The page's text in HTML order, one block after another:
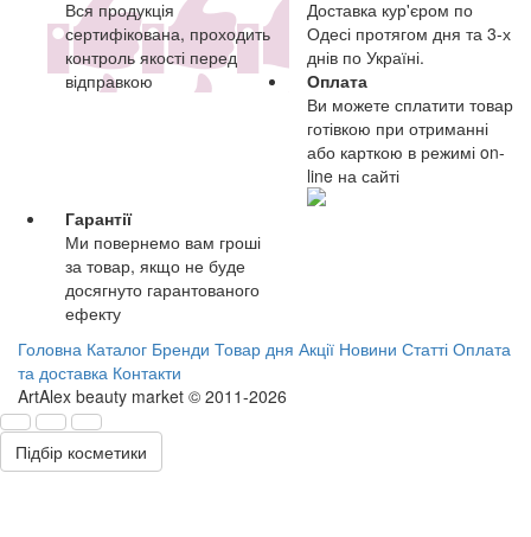
Вся продукція
сертифікована, проходить
контроль якості перед
відправкою
Доставка кур'єром по
Одесі протягом дня та 3-х
днів по Україні.
Оплата
Ви можете сплатити товар
готівкою при отриманні
або карткою в режимі on-
line на сайті
Гарантії
Ми повернемо вам гроші
за товар, якщо не буде
досягнуто гарантованого
ефекту
Головна Каталог Бренди Товар дня Акції Новини Статті Оплата
та доставка Контакти
ArtAlex beauty market © 2011-2026
Підбір косметики